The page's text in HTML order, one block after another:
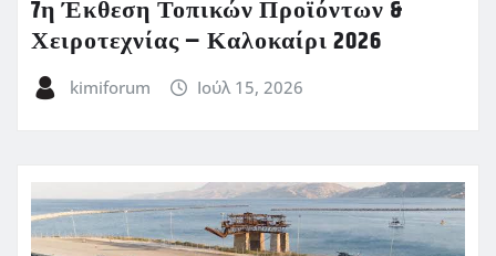
7η Έκθεση Τοπικών Προϊόντων &
Χειροτεχνίας – Καλοκαίρι 2026
kimiforum Ιούλ 15, 2026